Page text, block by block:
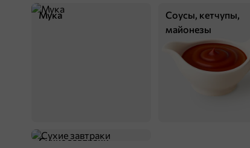
67,6 ₽
Мука
Соусы, кетчупы,
майонезы
Сухие завтраки